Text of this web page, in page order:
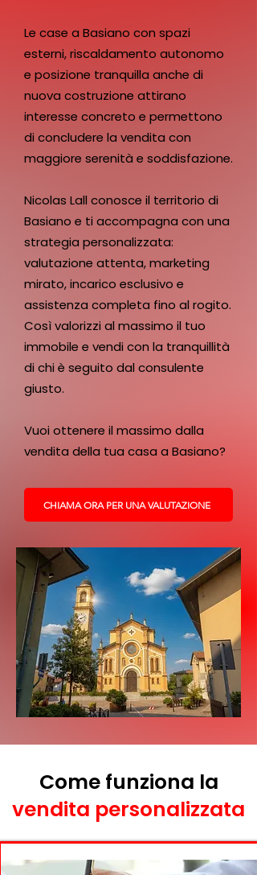
Le case a Basiano con spazi
esterni, riscaldamento autonomo
e posizione tranquilla anche di
nuova costruzione attirano
interesse concreto e permettono
di concludere la vendita con
maggiore serenità e soddisfazione.
Nicolas Lall conosce il territorio di
Basiano e ti accompagna con una
strategia personalizzata:
valutazione attenta, marketing
mirato, incarico esclusivo e
assistenza completa fino al rogito.
Così valorizzi al massimo il tuo
immobile e vendi con la tranquillità
di chi è seguito dal consulente
giusto.
Vuoi ottenere il massimo dalla
vendita della tua casa a Basiano?
CHIAMA ORA PER UNA VALUTAZIONE
Come funziona la
vendita personalizzata